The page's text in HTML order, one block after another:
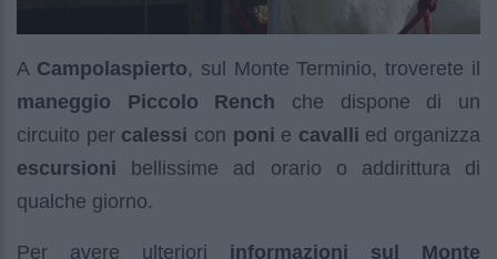
A Campolaspierto, sul Monte Terminio, troverete il
maneggio Piccolo Rench che dispone di un
circuito per calessi con poni e cavalli ed organizza
escursioni bellissime ad orario o addirittura di
qualche giorno.
Per avere ulteriori informazioni sul Monte